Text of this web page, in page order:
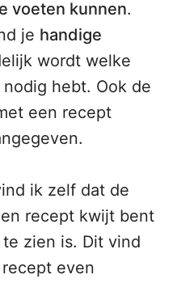
voeten kunnen.
je handige
wordt welke
hebt. Ook de
een recept
ik zelf dat de
recept kwijt bent
zien is. Dit vind
even